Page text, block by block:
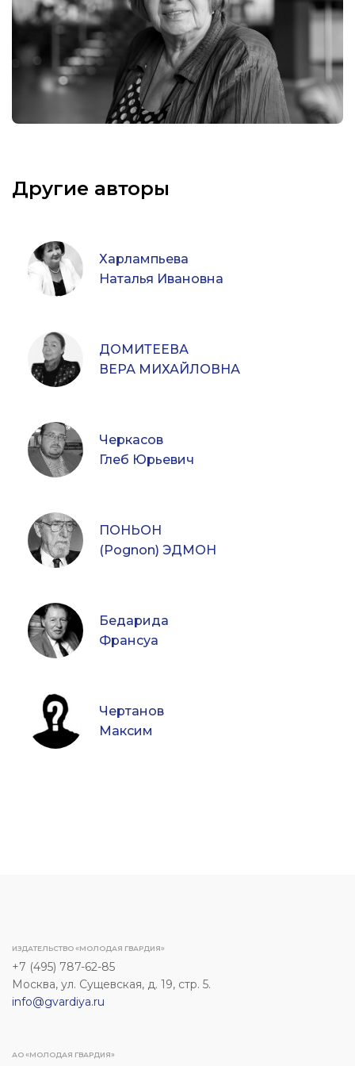
Другие авторы
Харлампьева
Наталья Ивановна
ДОМИТЕЕВА
ВЕРА МИХАЙЛОВНА
Черкасов
Глеб Юрьевич
ПОНЬОН
(Pognon) ЭДМОН
Бедарида
Франсуа
Чертанов
Максим
ИЗДАТЕЛЬСТВО «МОЛОДАЯ ГВАРДИЯ»
+7 (495) 787-62-85
Москва, ул. Сущевская, д. 19, стр. 5.
info@gvardiya.ru
АО «МОЛОДАЯ ГВАРДИЯ»